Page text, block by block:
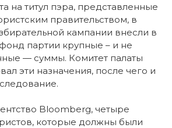
на титул пэра, представленные
правительством, в
кампании внесли в
партии крупные – и не
— суммы. Комитет палаты
эти назначения, после чего и
Bloomberg, четыре
которые должны были